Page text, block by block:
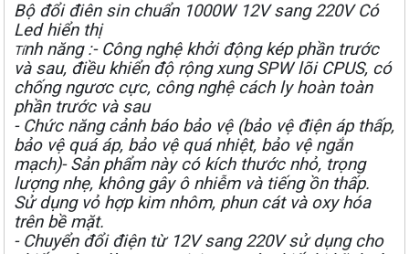
Bộ đổi điên sin chuẩn 1000W 12V sang 220V Có
Led hiển thị
Tính năng :- Công nghệ khởi động kép phần trước
và sau, điều khiển độ rộng xung SPW lõi CPUS, có
chống ngươc cực, công nghệ cách ly hoàn toàn
phần trước và sau
- Chức năng cảnh báo bảo vệ (bảo vệ điện áp thấp,
bảo vệ quá áp, bảo vệ quá nhiệt, bảo vệ ngắn
mạch)- Sản phẩm này có kích thước nhỏ, trọng
lượng nhẹ, không gây ô nhiễm và tiếng ồn thấp.
Sử dụng vỏ hợp kim nhôm, phun cát và oxy hóa
trên bề mặt.
- Chuyển đổi điện từ 12V sang 220V sử dụng cho